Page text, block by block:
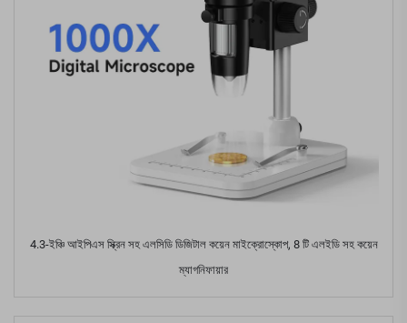
4.3-ইঞ্চি আইপিএস স্ক্রিন সহ এলসিডি ডিজিটাল কয়েন মাইক্রোস্কোপ, 8 টি এলইডি সহ কয়েন
ম্যাগনিফায়ার